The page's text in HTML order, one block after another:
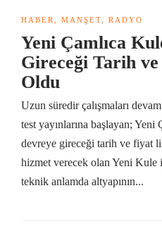
HABER MANŞET RADYO
Yeni Çamlıca
Gireceği Tarih
Oldu
Uzun süredir çalışmaları
test yayınlarına başlayan;
devreye gireceği tarih ve fiyat
hizmet verecek olan Yeni
teknik anlamda altyapının...